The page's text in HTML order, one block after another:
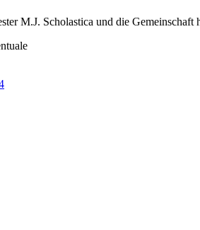
M.J. Scholastica und die